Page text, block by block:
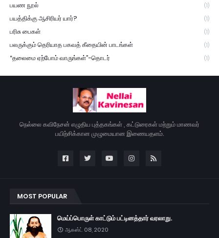
பயண நூல் (1)
பயத்திக்கு ஆசிரியர் யார்? (1)
பரிசு பைகள் (1)
பலருக்கும் தெரியாத பகவத் கீதையின் பாடங்கள் (1)
“தலைமை ஏற்போம் வாருங்கள்”-தொடர் (1)
நெல்லை கவிநேசன் எழுதிய புத்தகங்கள் , கட்டுரைகள் மற்றும் மாணவர்
பயிற்சிக்கான முழுமையான இணையதளம்.
MOST POPULAR
மெய்ப்பொருள் காட்டும் பட்டினத்தார் வரலாறு.
ஆகஸ்ட் 08, 2020